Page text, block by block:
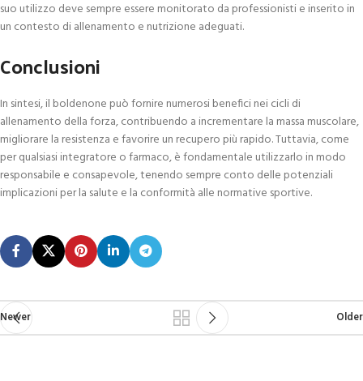
suo utilizzo deve sempre essere monitorato da professionisti e inserito in
un contesto di allenamento e nutrizione adeguati.
Conclusioni
In sintesi, il boldenone può fornire numerosi benefici nei cicli di
allenamento della forza, contribuendo a incrementare la massa muscolare,
migliorare la resistenza e favorire un recupero più rapido. Tuttavia, come
per qualsiasi integratore o farmaco, è fondamentale utilizzarlo in modo
responsabile e consapevole, tenendo sempre conto delle potenziali
implicazioni per la salute e la conformità alle normative sportive.
Newer Older